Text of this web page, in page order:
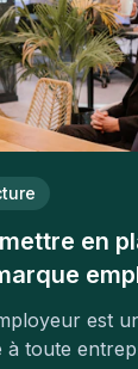
en
7 étapes
est
à toute